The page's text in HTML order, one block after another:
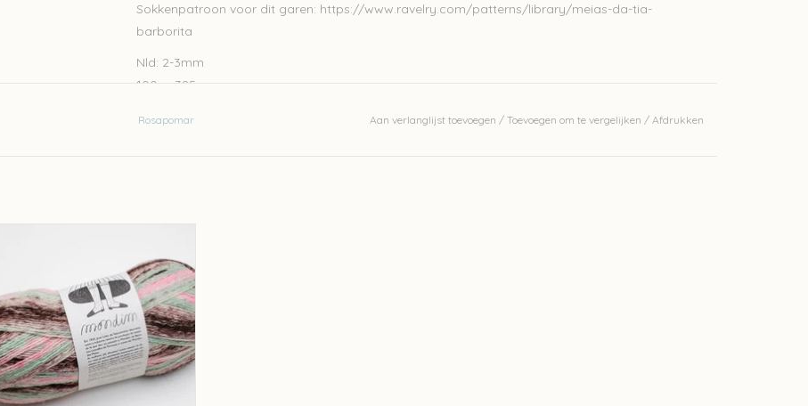
Sokkenpatroon voor dit garen: https://www.ravelry.com/patterns/library/meias-da-tia-
barborita
Nld: 2-3mm
100gr-385m
Stekenverhouding 10-10cm: 28-32steken en 42-48naalden
Azulejo socks
YY socks
Iro Iro socks
Burgeon socks
En de prachtige sweater
Rosapomar Aan verlanglijst toevoegen / Toevoegen om te vergelijken / Afdrukken
TOEVOEGEN AAN WINKELWAGEN